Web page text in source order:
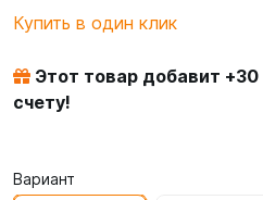
Купить в один клик
Этот товар добавит +30
счету!
Вариант